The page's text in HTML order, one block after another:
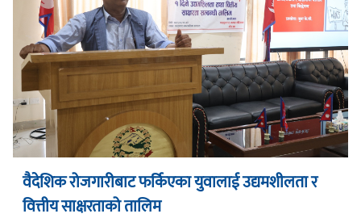
वैदेशिक रोजगारीबाट फर्किएका युवालाई उद्यमशीलता र
वित्तीय साक्षरताको तालिम